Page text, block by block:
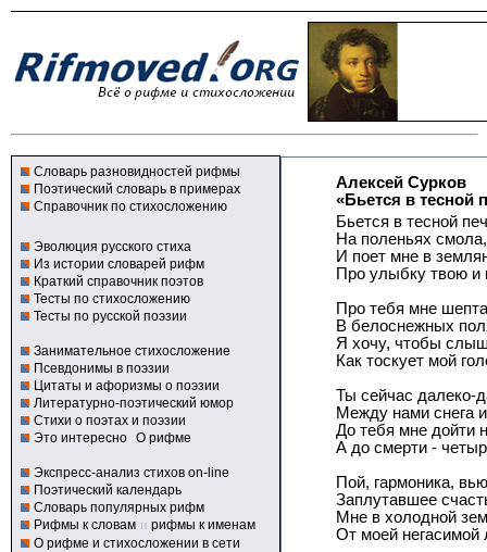
Словарь разновидностей рифмы
Поэтический словарь в примерах
Справочник по стихосложению
Эволюция русского стиха
Из истории словарей рифм
Краткий справочник поэтов
Тесты по стихосложению
Тесты по русской поэзии
Занимательное стихосложение
Псевдонимы в поэзии
Цитаты и афоризмы о поэзии
Литературно-поэтический юмор
Стихи о поэтах и поэзии
Это интересно О рифме
Экспресс-анализ стихов on-line
Поэтический календарь
Словарь популярных рифм
Рифмы к словам и рифмы к именам
О рифме и стихосложении в сети
Алексей Сурков
«Бьется в тесной
Бьется в тесной
На поленьях
И поет мне в
Про улыбку твою и
Про тебя мне
В белоснежных
Я хочу, чтобы
Как тоскует мой
Ты сейчас далеко-
Между нами снега и
До тебя мне дойти
А до смерти -
Пой, гармоника,
Заплутавшее
Мне в холодной
От моей негасимой